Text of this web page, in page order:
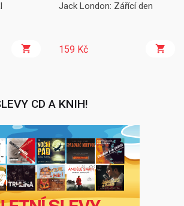
Jack London: Zářící den
159 Kč
CD A KNIH!